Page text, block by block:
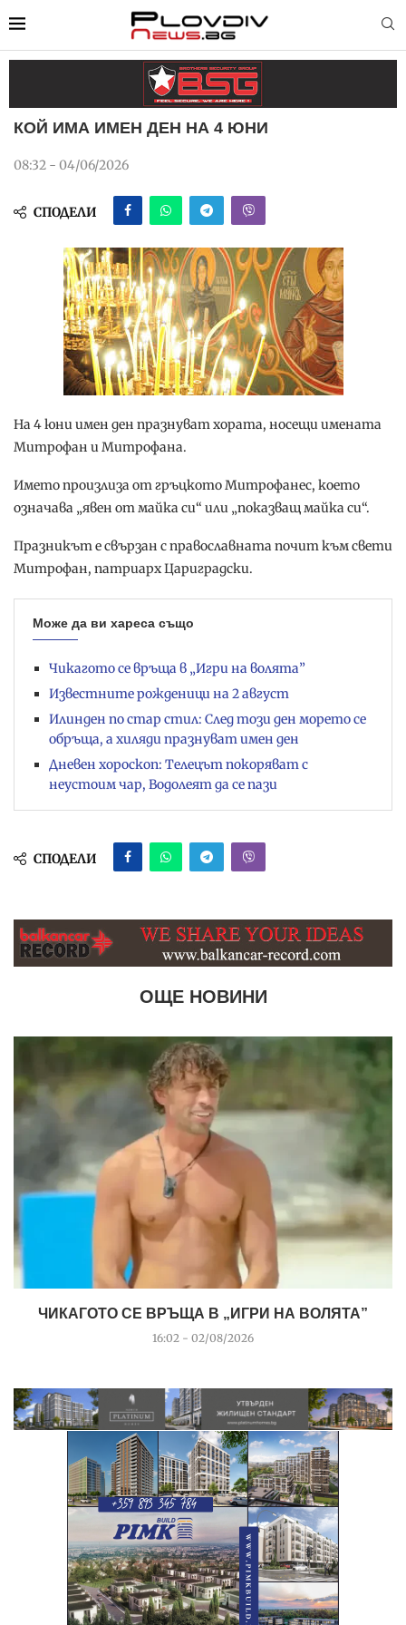
КОЙ ИМА ИМЕН ДЕН НА 4 ЮНИ
08:32 - 04/06/2026
СПОДЕЛИ
На 4 юни имен ден празнуват хората, носещи имената
Митрофан и Митрофана.
Името произлиза от гръцкото Митрофанес, което
означава „явен от майка си“ или „показващ майка си“.
Празникът е свързан с православната почит към свети
Митрофан, патриарх Цариградски.
Може да ви хареса също
Чикагото се връща в „Игри на волята”
Известните рожденици на 2 август
Илинден по стар стил: След този ден морето се
обръща, а хиляди празнуват имен ден
Дневен хороскоп: Телецът покоряват с
неустоим чар, Водолеят да се пази
СПОДЕЛИ
ОЩЕ НОВИНИ
ЧИКАГОТО СЕ ВРЪЩА В „ИГРИ НА ВОЛЯТА”
16:02 - 02/08/2026